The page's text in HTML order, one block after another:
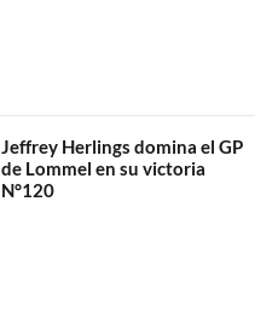
Jeffrey Herlings domina el GP
de Lommel en su victoria
N°120